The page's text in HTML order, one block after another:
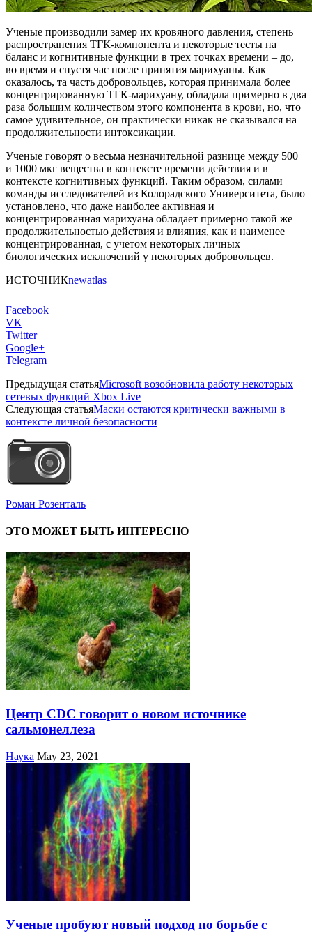
Ученые производили замер их кровяного давления, степень
распространения ТГК-компонента и некоторые тесты на
баланс и когнитивные функции в трех точках времени – до,
во время и спустя час после принятия марихуаны. Как
оказалось, та часть добровольцев, которая принимала более
концентрированную ТГК-марихуану, обладала примерно в два
раза большим количеством этого компонента в крови, но, что
самое удивительное, он практически никак не сказывался на
продолжительности интоксикации.
Ученые говорят о весьма незначительной разнице между 500
и 1000 мкг вещества в контексте времени действия и в
контексте когнитивных функций. Таким образом, силами
команды исследователей из Колорадского Университета, было
установлено, что даже наиболее активная и
концентрированная марихуана обладает примерно такой же
продолжительностью действия и влияния, как и наименее
концентрированная, с учетом некоторых личных
биологических исключений у некоторых добровольцев.
ИСТОЧНИКnewatlas
Facebook
VK
Twitter
Google+
Telegram
Предыдущая статьяMicrosoft возобновила работу некоторых
сетевых функций Xbox Live
Следующая статьяМаски остаются критически важными в
контексте личной безопасности
Роман Розенталь
ЭТО МОЖЕТ БЫТЬ ИНТЕРЕСНО
Центр CDC говорит о новом источнике
сальмонеллеза
Наука May 23, 2021
Ученые пробуют новый подход по борьбе с